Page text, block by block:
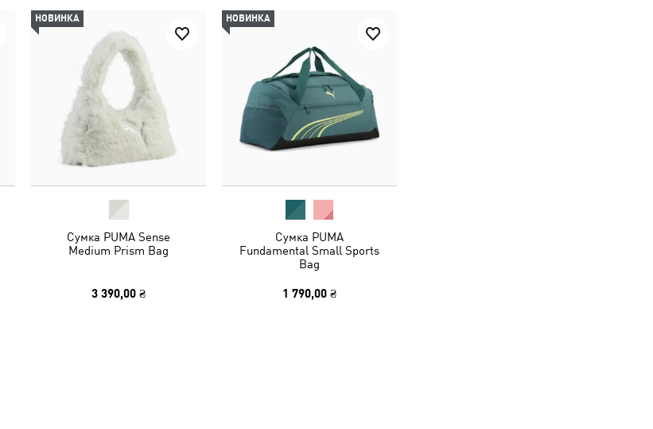
НОВИНКА
Сумка PUMA Sense
Medium Prism Bag
3 390,00 ₴
НОВИНКА
Сумка PUMA
Fundamental Small Sports
Bag
1 790,00 ₴